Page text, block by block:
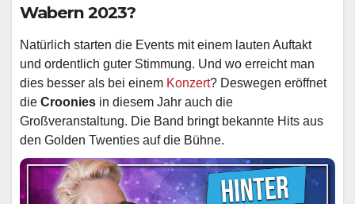
Wabern 2023?
Natürlich starten die Events mit einem lauten Auftakt
und ordentlich guter Stimmung. Und wo erreicht man
dies besser als bei einem Konzert? Deswegen eröffnet
die Croonies in diesem Jahr auch die
Großveranstaltung. Die Band bringt bekannte Hits aus
den Golden Twenties auf die Bühne.